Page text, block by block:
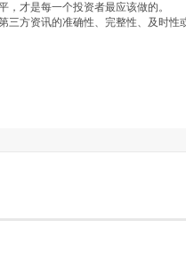
才是每一个投资者最应该做的。
三方资讯的准确性、完整性、及时性